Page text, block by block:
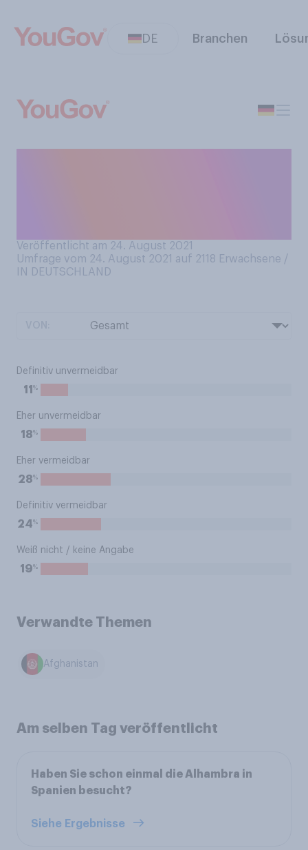
DE Branchen
Veröffentlicht am 24. August 2021
Umfrage vom 24. August 2021 auf 2118 Erwachsene /
IN DEUTSCHLAND
Definitiv unvermeidbar
11 %
Eher unvermeidbar
18%
Eher vermeidbar
28%
Definitiv vermeidbar
24%
Weiß nicht / keine Angabe
19%
Verwandte Themen
Afghanistan
Am selben Tag veröffentlicht
Haben Sie schon einmal die Alhambra in
Spanien besucht?
Siehe Ergebnisse